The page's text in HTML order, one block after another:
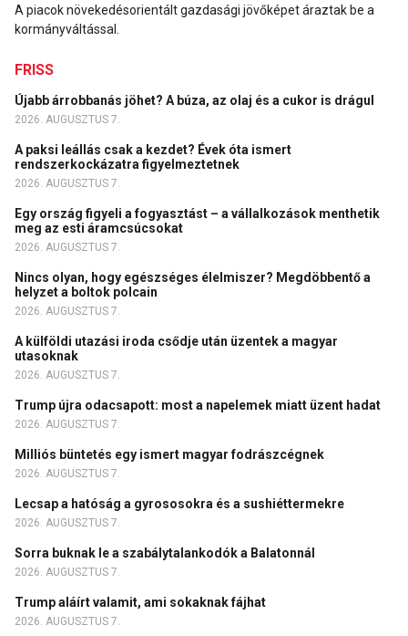
A piacok növekedésorientált gazdasági jövőképet áraztak be a
kormányváltással.
FRISS
Újabb árrobbanás jöhet? A búza, az olaj és a cukor is drágul
2026. AUGUSZTUS 7.
A paksi leállás csak a kezdet? Évek óta ismert
rendszerkockázatra figyelmeztetnek
2026. AUGUSZTUS 7.
Egy ország figyeli a fogyasztást – a vállalkozások menthetik
meg az esti áramcsúcsokat
2026. AUGUSZTUS 7.
Nincs olyan, hogy egészséges élelmiszer? Megdöbbentő a
helyzet a boltok polcain
2026. AUGUSZTUS 7.
A külföldi utazási iroda csődje után üzentek a magyar
utasoknak
2026. AUGUSZTUS 7.
Trump újra odacsapott: most a napelemek miatt üzent hadat
2026. AUGUSZTUS 7.
Milliós büntetés egy ismert magyar fodrászcégnek
2026. AUGUSZTUS 7.
Lecsap a hatóság a gyrososokra és a sushiéttermekre
2026. AUGUSZTUS 7.
Sorra buknak le a szabálytalankodók a Balatonnál
2026. AUGUSZTUS 7.
Trump aláírt valamit, ami sokaknak fájhat
2026. AUGUSZTUS 7.